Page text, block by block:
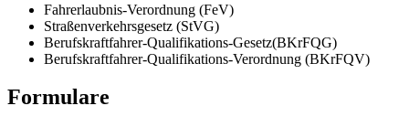
Fahrerlaubnis-Verordnung (FeV)
Straßenverkehrsgesetz (StVG)
Berufskraftfahrer-Qualifikations-Gesetz(BKrFQG)
Berufskraftfahrer-Qualifikations-Verordnung (BKrFQV)
Formulare